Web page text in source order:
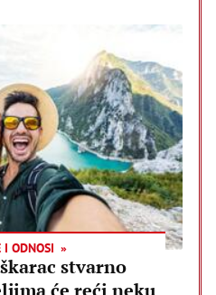
I ODNOSI
stvarno
će reći neku